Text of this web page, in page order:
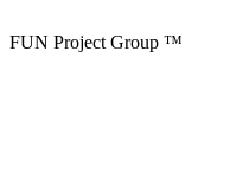
FUN Project Group ™